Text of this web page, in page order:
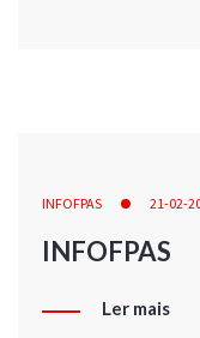
INFOFPAS 21-02-
INFOFPAS
Ler mais